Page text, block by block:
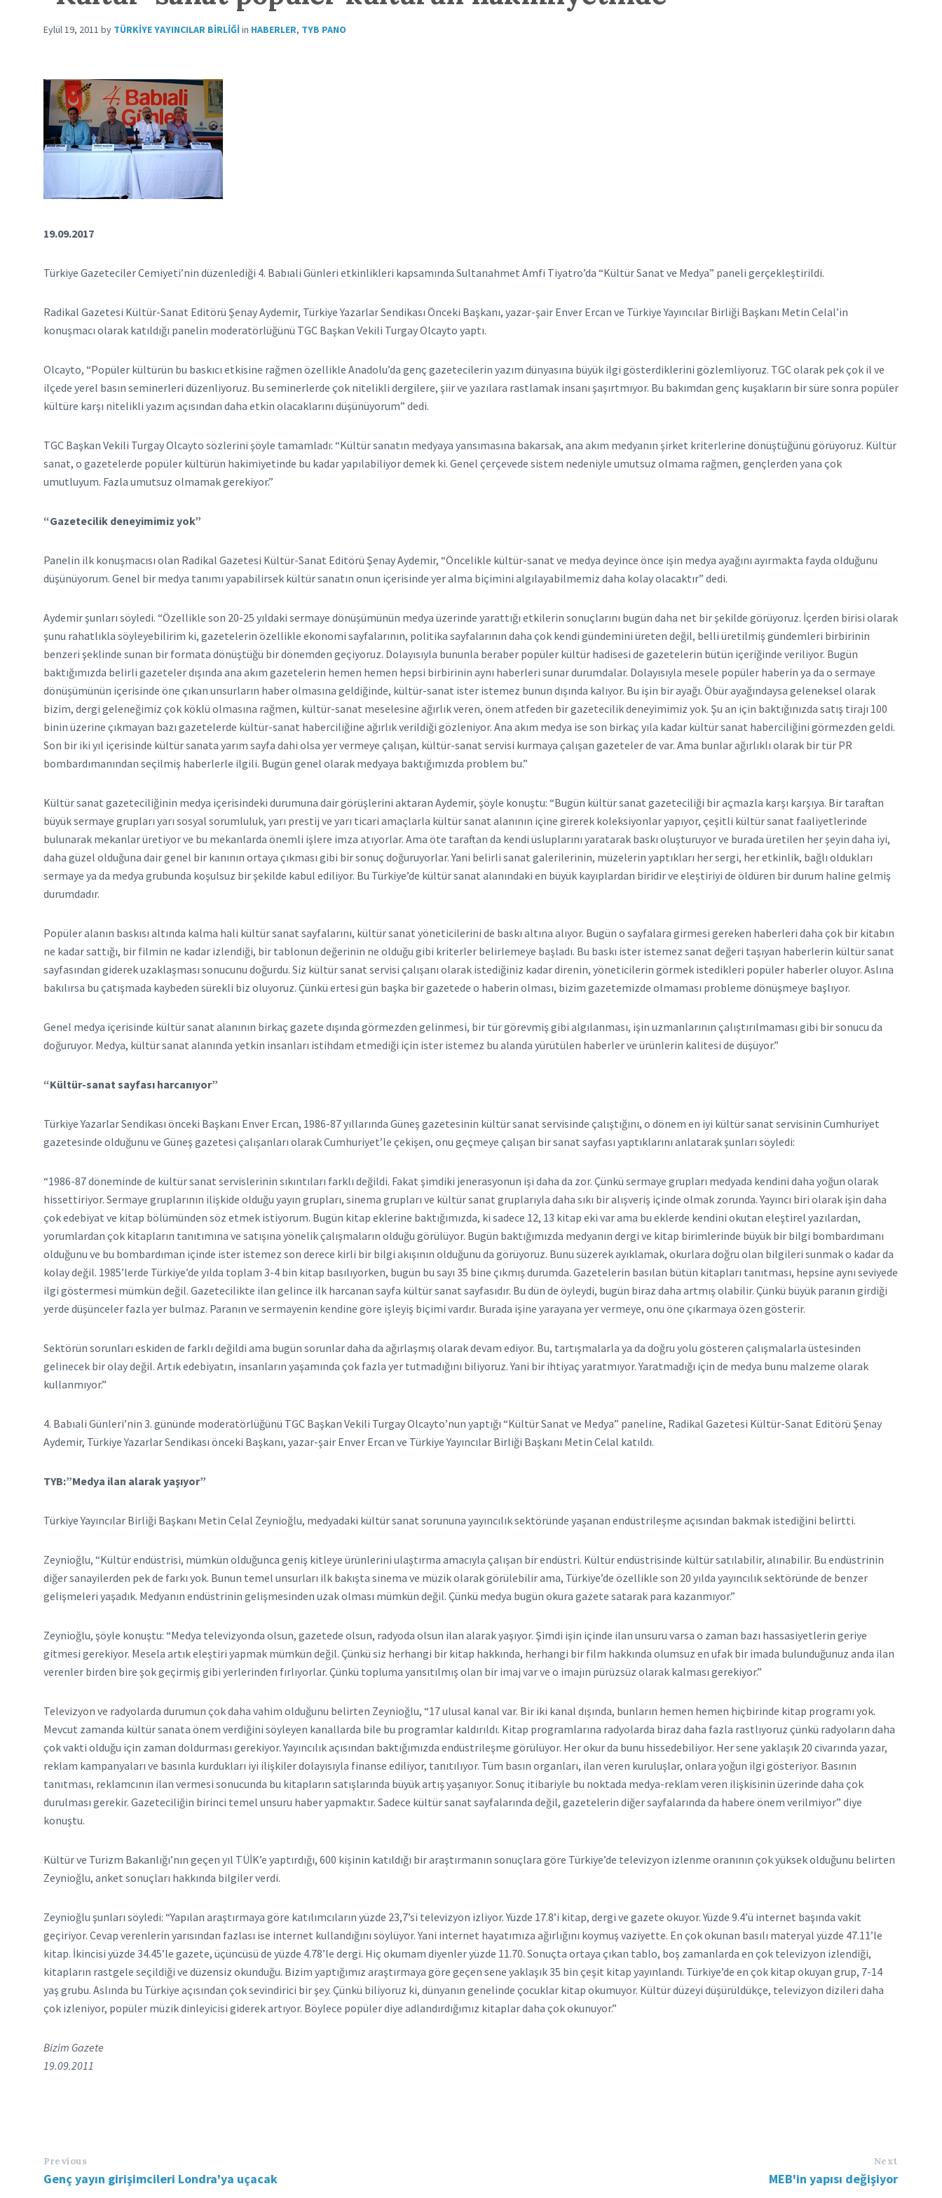
Eylül 19, 2011 by TÜRKIYE YAYINCILAR BIRLIĞIin HABERLER, TYB PANO
19.09.2017
Türkiye Gazeteciler Cemiyeti’nin düzenlediği 4. Babıali Günleri etkinlikleri kapsamında Sultanahmet Amfi Tiyatro’da “Kültür Sanat ve Medya” paneli gerçekleştirildi.
Radikal Gazetesi Kültür-Sanat Editörü Şenay Aydemir, Türkiye Yazarlar Sendikası Önceki Başkanı, yazar-şair Enver Ercan ve Türkiye Yayıncılar Birliği Başkanı Metin Celal’in
konuşmacı olarak katıldığı panelin moderatörlüğünü TGC Başkan Vekili Turgay Olcayto yaptı.
Olcayto, “Popüler kültürün bu baskıcı etkisine rağmen özellikle Anadolu’da genç gazetecilerin yazım dünyasına büyük ilgi gösterdiklerini gözlemliyoruz. TGC olarak pek çok il ve
ilçede yerel basın seminerleri düzenliyoruz. Bu seminerlerde çok nitelikli dergilere, şiir ve yazılara rastlamak insanı şaşırtmıyor. Bu bakımdan genç kuşakların bir süre sonra popüler
kültüre karşı nitelikli yazım açısından daha etkin olacaklarını düşünüyorum” dedi.
TGC Başkan Vekili Turgay Olcayto sözlerini şöyle tamamladı: “Kültür sanatın medyaya yansımasına bakarsak, ana akım medyanın şirket kriterlerine dönüştüğünü görüyoruz. Kültür
sanat, o gazetelerde popüler kültürün hakimiyetinde bu kadar yapılabiliyor demek ki. Genel çerçevede sistem nedeniyle umutsuz olmama rağmen, gençlerden yana çok
umutluyum. Fazla umutsuz olmamak gerekiyor.”
“Gazetecilik deneyimimiz yok”
Panelin ilk konuşmacısı olan Radikal Gazetesi Kültür-Sanat Editörü Şenay Aydemir, “Öncelikle kültür-sanat ve medya deyince önce işin medya ayağını ayırmakta fayda olduğunu
düşünüyorum. Genel bir medya tanımı yapabilirsek kültür sanatın onun içerisinde yer alma biçimini algılayabilmemiz daha kolay olacaktır” dedi.
Aydemir şunları söyledi. “Özellikle son 20-25 yıldaki sermaye dönüşümünün medya üzerinde yarattığı etkilerin sonuçlarını bugün daha net bir şekilde görüyoruz. İçerden birisi olarak
şunu rahatlıkla söyleyebilirim ki, gazetelerin özellikle ekonomi sayfalarının, politika sayfalarının daha çok kendi gündemini üreten değil, belli üretilmiş gündemleri birbirinin
benzeri şeklinde sunan bir formata dönüştüğü bir dönemden geçiyoruz. Dolayısıyla bununla beraber popüler kültür hadisesi de gazetelerin bütün içeriğinde veriliyor. Bugün
baktığımızda belirli gazeteler dışında ana akım gazetelerin hemen hemen hepsi birbirinin aynı haberleri sunar durumdalar. Dolayısıyla mesele popüler haberin ya da o sermaye
dönüşümünün içerisinde öne çıkan unsurların haber olmasına geldiğinde, kültür-sanat ister istemez bunun dışında kalıyor. Bu işin bir ayağı. Öbür ayağındaysa geleneksel olarak
bizim, dergi geleneğimiz çok köklü olmasına rağmen, kültür-sanat meselesine ağırlık veren, önem atfeden bir gazetecilik deneyimimiz yok. Şu an için baktığınızda satış tirajı 100
binin üzerine çıkmayan bazı gazetelerde kültür-sanat haberciliğine ağırlık verildiği gözleniyor. Ana akım medya ise son birkaç yıla kadar kültür sanat haberciliğini görmezden geldi.
Son bir iki yıl içerisinde kültür sanata yarım sayfa dahi olsa yer vermeye çalışan, kültür-sanat servisi kurmaya çalışan gazeteler de var. Ama bunlar ağırlıklı olarak bir tür PR
bombardımanından seçilmiş haberlerle ilgili. Bugün genel olarak medyaya baktığımızda problem bu.”
Kültür sanat gazeteciliğinin medya içerisindeki durumuna dair görüşlerini aktaran Aydemir, şöyle konuştu: “Bugün kültür sanat gazeteciliği bir açmazla karşı karşıya. Bir taraftan
büyük sermaye grupları yarı sosyal sorumluluk, yarı prestij ve yarı ticari amaçlarla kültür sanat alanının içine girerek koleksiyonlar yapıyor, çeşitli kültür sanat faaliyetlerinde
bulunarak mekanlar üretiyor ve bu mekanlarda önemli işlere imza atıyorlar. Ama öte taraftan da kendi üsluplarını yaratarak baskı oluşturuyor ve burada üretilen her şeyin daha iyi,
daha güzel olduğuna dair genel bir kanının ortaya çıkması gibi bir sonuç doğuruyorlar. Yani belirli sanat galerilerinin, müzelerin yaptıkları her sergi, her etkinlik, bağlı oldukları
sermaye ya da medya grubunda koşulsuz bir şekilde kabul ediliyor. Bu Türkiye’de kültür sanat alanındaki en büyük kayıplardan biridir ve eleştiriyi de öldüren bir durum haline gelmiş
durumdadır.
Popüler alanın baskısı altında kalma hali kültür sanat sayfalarını, kültür sanat yöneticilerini de baskı altına alıyor. Bugün o sayfalara girmesi gereken haberleri daha çok bir kitabın
ne kadar sattığı, bir filmin ne kadar izlendiği, bir tablonun değerinin ne olduğu gibi kriterler belirlemeye başladı. Bu baskı ister istemez sanat değeri taşıyan haberlerin kültür sanat
sayfasından giderek uzaklaşması sonucunu doğurdu. Siz kültür sanat servisi çalışanı olarak istediğiniz kadar direnin, yöneticilerin görmek istedikleri popüler haberler oluyor. Aslına
bakılırsa bu çatışmada kaybeden sürekli biz oluyoruz. Çünkü ertesi gün başka bir gazetede o haberin olması, bizim gazetemizde olmaması probleme dönüşmeye başlıyor.
Genel medya içerisinde kültür sanat alanının birkaç gazete dışında görmezden gelinmesi, bir tür görevmiş gibi algılanması, işin uzmanlarının çalıştırılmaması gibi bir sonucu da
doğuruyor. Medya, kültür sanat alanında yetkin insanları istihdam etmediği için ister istemez bu alanda yürütülen haberler ve ürünlerin kalitesi de düşüyor.”
“Kültür-sanat sayfası harcanıyor”
Türkiye Yazarlar Sendikası önceki Başkanı Enver Ercan, 1986-87 yıllarında Güneş gazetesinin kültür sanat servisinde çalıştığını, o dönem en iyi kültür sanat servisinin Cumhuriyet
gazetesinde olduğunu ve Güneş gazetesi çalışanları olarak Cumhuriyet’le çekişen, onu geçmeye çalışan bir sanat sayfası yaptıklarını anlatarak şunları söyledi:
“1986-87 döneminde de kültür sanat servislerinin sıkıntıları farklı değildi. Fakat şimdiki jenerasyonun işi daha da zor. Çünkü sermaye grupları medyada kendini daha yoğun olarak
hissettiriyor. Sermaye gruplarının ilişkide olduğu yayın grupları, sinema grupları ve kültür sanat gruplarıyla daha sıkı bir alışveriş içinde olmak zorunda. Yayıncı biri olarak işin daha
çok edebiyat ve kitap bölümünden söz etmek istiyorum. Bugün kitap eklerine baktığımızda, ki sadece 12, 13 kitap eki var ama bu eklerde kendini okutan eleştirel yazılardan,
yorumlardan çok kitapların tanıtımına ve satışına yönelik çalışmaların olduğu görülüyor. Bugün baktığımızda medyanın dergi ve kitap birimlerinde büyük bir bilgi bombardımanı
olduğunu ve bu bombardıman içinde ister istemez son derece kirli bir bilgi akışının olduğunu da görüyoruz. Bunu süzerek ayıklamak, okurlara doğru olan bilgileri sunmak o kadar da
kolay değil. 1985’lerde Türkiye’de yılda toplam 3-4 bin kitap basılıyorken, bugün bu sayı 35 bine çıkmış durumda. Gazetelerin basılan bütün kitapları tanıtması, hepsine aynı seviyede
ilgi göstermesi mümkün değil. Gazetecilikte ilan gelince ilk harcanan sayfa kültür sanat sayfasıdır. Bu dün de öyleydi, bugün biraz daha artmış olabilir. Çünkü büyük paranın girdiği
yerde düşünceler fazla yer bulmaz. Paranın ve sermayenin kendine göre işleyiş biçimi vardır. Burada işine yarayana yer vermeye, onu öne çıkarmaya özen gösterir.
Sektörün sorunları eskiden de farklı değildi ama bugün sorunlar daha da ağırlaşmış olarak devam ediyor. Bu, tartışmalarla ya da doğru yolu gösteren çalışmalarla üstesinden
gelinecek bir olay değil. Artık edebiyatın, insanların yaşamında çok fazla yer tutmadığını biliyoruz. Yani bir ihtiyaç yaratmıyor. Yaratmadığı için de medya bunu malzeme olarak
kullanmıyor.”
4. Babıali Günleri’nin 3. gününde moderatörlüğünü TGC Başkan Vekili Turgay Olcayto’nun yaptığı “Kültür Sanat ve Medya” paneline, Radikal Gazetesi Kültür-Sanat Editörü Şenay
Aydemir, Türkiye Yazarlar Sendikası önceki Başkanı, yazar-şair Enver Ercan ve Türkiye Yayıncılar Birliği Başkanı Metin Celal katıldı.
TYB:”Medya ilan alarak yaşıyor”
Türkiye Yayıncılar Birliği Başkanı Metin Celal Zeynioğlu, medyadaki kültür sanat sorununa yayıncılık sektöründe yaşanan endüstrileşme açısından bakmak istediğini belirtti.
Zeynioğlu, “Kültür endüstrisi, mümkün olduğunca geniş kitleye ürünlerini ulaştırma amacıyla çalışan bir endüstri. Kültür endüstrisinde kültür satılabilir, alınabilir. Bu endüstrinin
diğer sanayilerden pek de farkı yok. Bunun temel unsurları ilk bakışta sinema ve müzik olarak görülebilir ama, Türkiye’de özellikle son 20 yılda yayıncılık sektöründe de benzer
gelişmeleri yaşadık. Medyanın endüstrinin gelişmesinden uzak olması mümkün değil. Çünkü medya bugün okura gazete satarak para kazanmıyor.”
Zeynioğlu, şöyle konuştu: “Medya televizyonda olsun, gazetede olsun, radyoda olsun ilan alarak yaşıyor. Şimdi işin içinde ilan unsuru varsa o zaman bazı hassasiyetlerin geriye
gitmesi gerekiyor. Mesela artık eleştiri yapmak mümkün değil. Çünkü siz herhangi bir kitap hakkında, herhangi bir film hakkında olumsuz en ufak bir imada bulunduğunuz anda ilan
verenler birden bire şok geçirmiş gibi yerlerinden fırlıyorlar. Çünkü topluma yansıtılmış olan bir imaj var ve o imajın pürüzsüz olarak kalması gerekiyor.”
Televizyon ve radyolarda durumun çok daha vahim olduğunu belirten Zeynioğlu, “17 ulusal kanal var. Bir iki kanal dışında, bunların hemen hemen hiçbirinde kitap programı yok.
Mevcut zamanda kültür sanata önem verdiğini söyleyen kanallarda bile bu programlar kaldırıldı. Kitap programlarına radyolarda biraz daha fazla rastlıyoruz çünkü radyoların daha
çok vakti olduğu için zaman doldurması gerekiyor. Yayıncılık açısından baktığımızda endüstrileşme görülüyor. Her okur da bunu hissedebiliyor. Her sene yaklaşık 20 civarında yazar,
reklam kampanyaları ve basınla kurdukları iyi ilişkiler dolayısıyla finanse ediliyor, tanıtılıyor. Tüm basın organları, ilan veren kuruluşlar, onlara yoğun ilgi gösteriyor. Basının
tanıtması, reklamcının ilan vermesi sonucunda bu kitapların satışlarında büyük artış yaşanıyor. Sonuç itibariyle bu noktada medya-reklam veren ilişkisinin üzerinde daha çok
durulması gerekir. Gazeteciliğin birinci temel unsuru haber yapmaktır. Sadece kültür sanat sayfalarında değil, gazetelerin diğer sayfalarında da habere önem verilmiyor” diye
konuştu.
Kültür ve Turizm Bakanlığı’nın geçen yıl TÜİK’e yaptırdığı, 600 kişinin katıldığı bir araştırmanın sonuçlara göre Türkiye’de televizyon izlenme oranının çok yüksek olduğunu belirten
Zeynioğlu, anket sonuçları hakkında bilgiler verdi.
Zeynioğlu şunları söyledi: “Yapılan araştırmaya göre katılımcıların yüzde 23,7’si televizyon izliyor. Yüzde 17.8’i kitap, dergi ve gazete okuyor. Yüzde 9.4’ü internet başında vakit
geçiriyor. Cevap verenlerin yarısından fazlası ise internet kullandığını söylüyor. Yani internet hayatımıza ağırlığını koymuş vaziyette. En çok okunan basılı materyal yüzde 47.11’le
kitap. İkincisi yüzde 34.45’le gazete, üçüncüsü de yüzde 4.78’le dergi. Hiç okumam diyenler yüzde 11.70. Sonuçta ortaya çıkan tablo, boş zamanlarda en çok televizyon izlendiği,
kitapların rastgele seçildiği ve düzensiz okunduğu. Bizim yaptığımız araştırmaya göre geçen sene yaklaşık 35 bin çeşit kitap yayınlandı. Türkiye’de en çok kitap okuyan grup, 7-14
yaş grubu. Aslında bu Türkiye açısından çok sevindirici bir şey. Çünkü biliyoruz ki, dünyanın genelinde çocuklar kitap okumuyor. Kültür düzeyi düşürüldükçe, televizyon dizileri daha
çok izleniyor, popüler müzik dinleyicisi giderek artıyor. Böylece popüler diye adlandırdığımız kitaplar daha çok okunuyor.”
Bizim Gazete
19.09.2011
Previous
Genç yayın girişimcileri Londra'ya uçacak
Next
MEB'in yapısı değişiyor